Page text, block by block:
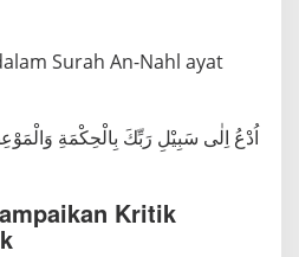
Surah An-Nahl ayat
اُدْعُ اِلٰى سَبِيْلِ رَبِّكَ بِالْحِكْمَةِ
Kritik